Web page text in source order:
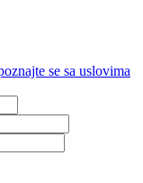
se sa uslovima